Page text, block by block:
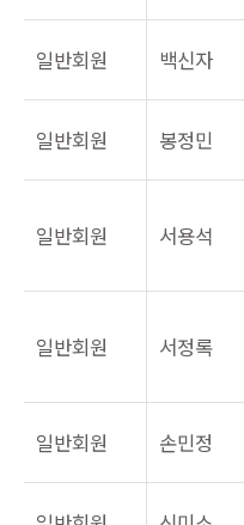
일반회원 백신자
일반회원 봉정민
일반회원 서용석
일반회원 서정록
일반회원 손민정